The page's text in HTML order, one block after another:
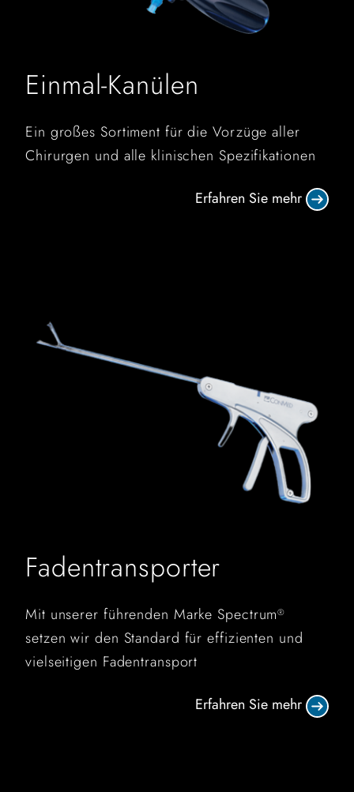
Einmal-Kanülen
Ein großes Sortiment für die Vorzüge aller
Chirurgen und alle klinischen Spezifikationen
Erfahren Sie mehr
Fadentransporter
Mit unserer führenden Marke Spectrum®
setzen wir den Standard für effizienten und
vielseitigen Fadentransport
Erfahren Sie mehr